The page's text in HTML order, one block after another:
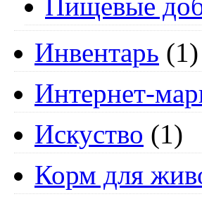
Пищевые
Инвентарь (1)
Интернет-
Искуство (1)
Корм для